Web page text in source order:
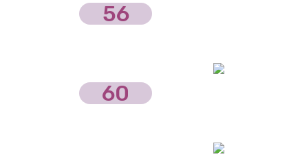
56
60